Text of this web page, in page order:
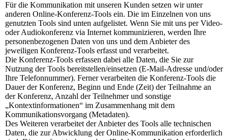
Für die Kommunikation mit unseren Kunden setzen wir unter
anderen Online-Konferenz-Tools ein. Die im Einzelnen von uns
genutzten Tools sind unten aufgelistet. Wenn Sie mit uns per Video-
oder Audiokonferenz via Internet kommunizieren, werden Ihre
personenbezogenen Daten von uns und dem Anbieter des
jeweiligen Konferenz-Tools erfasst und verarbeitet.
Die Konferenz-Tools erfassen dabei alle Daten, die Sie zur
Nutzung der Tools bereitstellen/einsetzen (E-Mail-Adresse und/oder
Ihre Telefonnummer). Ferner verarbeiten die Konferenz-Tools die
Dauer der Konferenz, Beginn und Ende (Zeit) der Teilnahme an
der Konferenz, Anzahl der Teilnehmer und sonstige
„Kontextinformationen“ im Zusammenhang mit dem
Kommunikationsvorgang (Metadaten).
Des Weiteren verarbeitet der Anbieter des Tools alle technischen
Daten, die zur Abwicklung der Online-Kommunikation erforderlich